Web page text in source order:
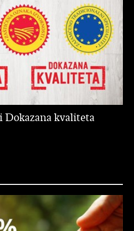
kvaliteta